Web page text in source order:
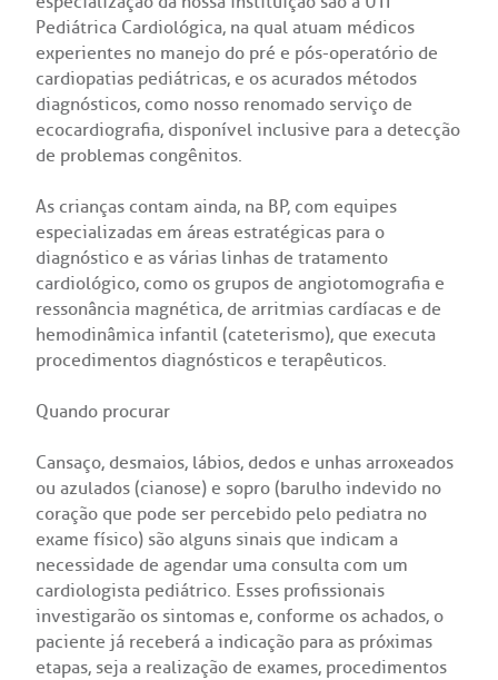
Saiba mais
Endereço:
R. Colômbia, 332
CEP: 01438-000 | Jardim Paulista
São Paulo - SP
de órgãos
e perdidos
Pediátrica Cardiológica, na qual atuam médicos
experientes no manejo do pré e pós-operatório de
cardiopatias pediátricas, e os acurados métodos
diagnósticos, como nosso renomado serviço de
ecocardiografia, disponível inclusive para a detecção
de problemas congênitos.
As crianças contam ainda, na BP, com equipes
especializadas em áreas estratégicas para o
diagnóstico e as várias linhas de tratamento
cardiológico, como os grupos de angiotomografia e
ressonância magnética, de arritmias cardíacas e de
hemodinâmica infantil (cateterismo), que executa
procedimentos diagnósticos e terapêuticos.
Quando procurar
Cansaço, desmaios, lábios, dedos e unhas arroxeados
ou azulados (cianose) e sopro (barulho indevido no
coração que pode ser percebido pelo pediatra no
exame físico) são alguns sinais que indicam a
necessidade de agendar uma consulta com um
cardiologista pediátrico. Esses profissionais
investigarão os sintomas e, conforme os achados, o
paciente já receberá a indicação para as próximas
etapas, seja a realização de exames, procedimentos